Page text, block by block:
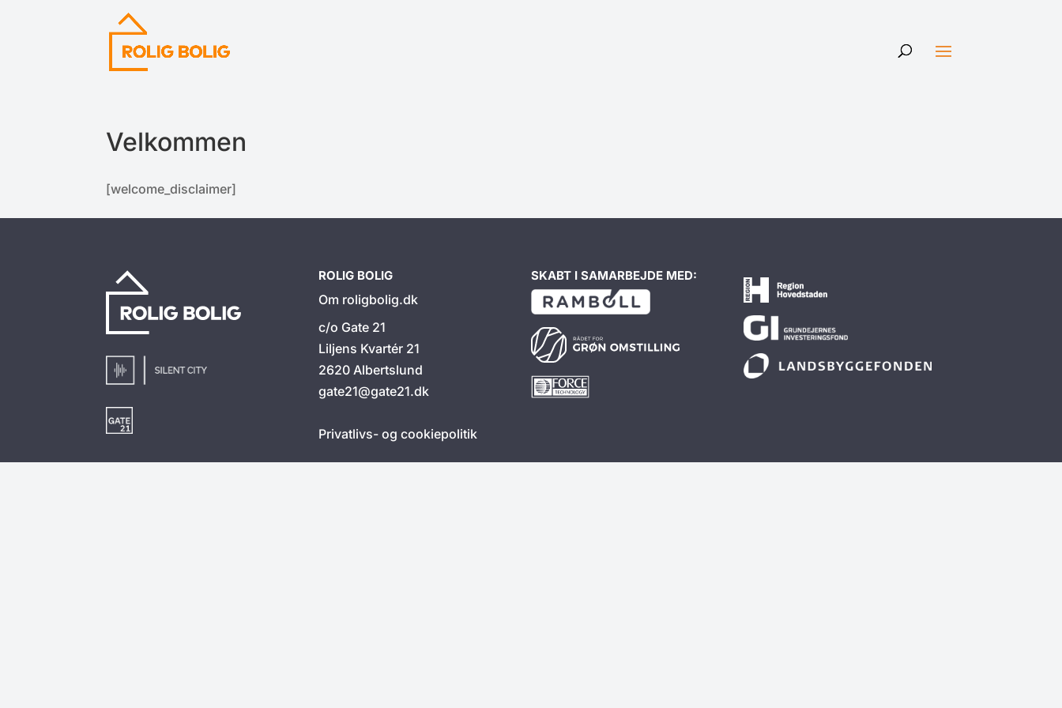
Velkommen
[welcome_disclaimer]
ROLIG BOLIG
Om roligbolig.dk
c/o Gate 21
Liljens Kvartér 21
2620 Albertslund
gate21@gate21.dk
Privatlivs- og cookiepolitik
SKABT I SAMARBEJDE MED: